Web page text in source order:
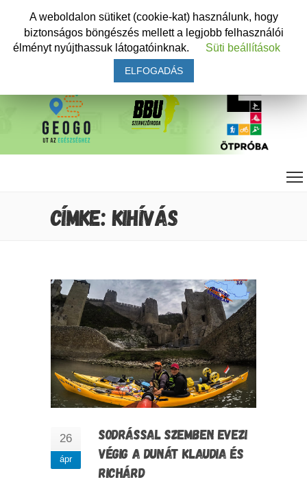
CÍMKE: KIHÍVÁS
26
ápr
SODRÁSSAL SZEMBEN EVEZI
VÉGIG A DUNÁT KLAUDIA ÉS
RICHÁRD
A weboldalon sütiket (cookie-kat) használunk, hogy
biztonságos böngészés mellett a legjobb felhasználói
élményt nyújthassuk látogatóinknak.
Süti beállítások
ELFOGADÁS